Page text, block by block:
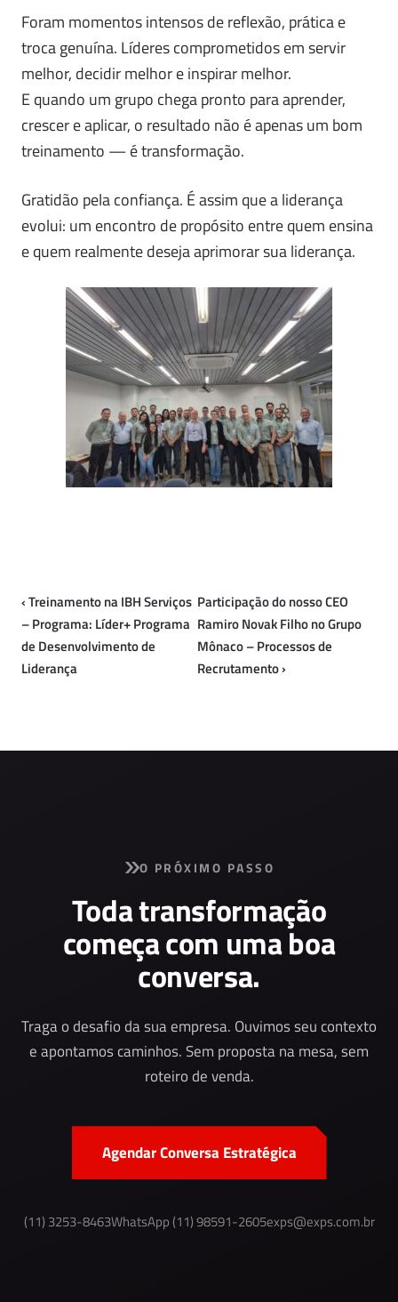
Foram momentos intensos de reflexão, prática e
troca genuína. Líderes comprometidos em servir
melhor, decidir melhor e inspirar melhor.
E quando um grupo chega pronto para aprender,
crescer e aplicar, o resultado não é apenas um bom
treinamento — é transformação.
Gratidão pela confiança. É assim que a liderança
evolui: um encontro de propósito entre quem ensina
e quem realmente deseja aprimorar sua liderança.
‹Treinamento na IBH Serviços
– Programa: Líder+ Programa
de Desenvolvimento de
Liderança
Participação do nosso CEO
Ramiro Novak Filho no Grupo
Mônaco – Processos de
Recrutamento›
O PRÓXIMO PASSO
Toda transformação
começa com uma boa
conversa.
Traga o desafio da sua empresa. Ouvimos seu contexto
e apontamos caminhos. Sem proposta na mesa, sem
roteiro de venda.
Agendar Conversa Estratégica
(11) 3253-8463WhatsApp (11) 98591-2605exps@exps.com.br